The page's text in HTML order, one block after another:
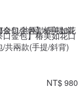
口金包】椿美如花口
共兩款(手提/斜背)
NT$ 980